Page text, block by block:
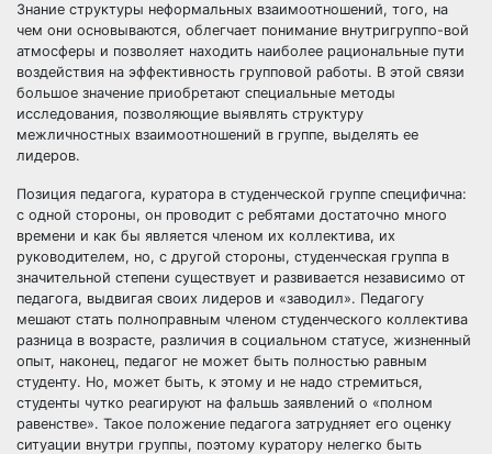
Знание структуры неформальных взаимоотношений, того, на
чем они основываются, облегчает понимание внутригруппо-вой
атмосферы и позволяет находить наиболее рациональные пути
воздействия на эффективность групповой работы. В этой связи
большое значение приобретают специальные методы
исследования, позволяющие выявлять структуру
межличностных взаимоотношений в группе, выделять ее
лидеров.
Позиция педагога, куратора в студенческой группе специфична:
с одной стороны, он проводит с ребятами достаточно много
времени и как бы является членом их коллектива, их
руководителем, но, с другой стороны, студенческая группа в
значительной степени существует и развивается независимо от
педагога, выдвигая своих лидеров и «заводил». Педагогу
мешают стать полноправным членом студенческого коллектива
разница в возрасте, различия в социальном статусе, жизненный
опыт, наконец, педагог не может быть полностью равным
студенту. Но, может быть, к этому и не надо стремиться,
студенты чутко реагируют на фальшь заявлений о «полном
равенстве». Такое положение педагога затрудняет его оценку
ситуации внутри группы, поэтому куратору нелегко быть